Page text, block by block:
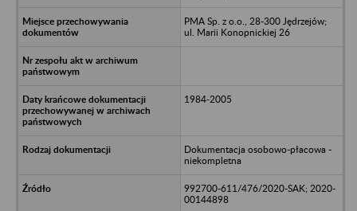
PMA Sp. z o.o., 28-300 Jędrzejów;
ul. Marii Konopnickiej 26
1984-2005
Dokumentacja osobowo-płacowa -
niekompletna
992700-611/476/2020-SAK; 2020-
00144898